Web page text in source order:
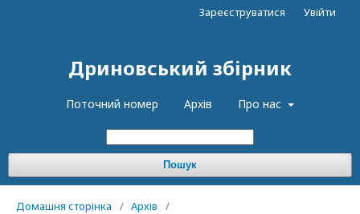
Дриновський збірник
Поточний номер Архів Про нас
Пошук
Зареєструватися Увійти
Домашня сторінка / Архів
/